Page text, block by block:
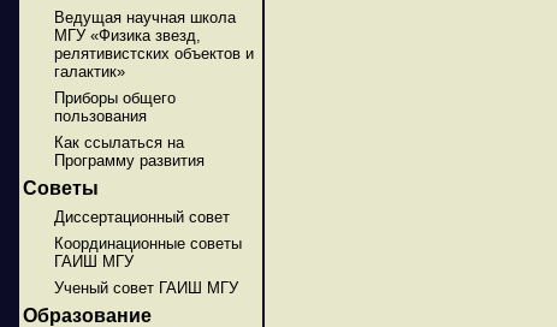
Ведущая научная школа
МГУ «Физика звезд,
релятивистских объектов и
галактик»
Приборы общего
пользования
Как ссылаться на
Программу развития
Советы
Диссертационный совет
Координационные советы
ГАИШ МГУ
Ученый совет ГАИШ МГУ
Образование